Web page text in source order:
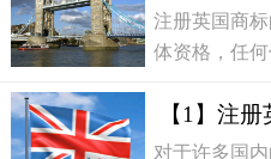
册英国商标​
注册英国商
体资格，任
申请人同意
标；
【1】注
对于许多国